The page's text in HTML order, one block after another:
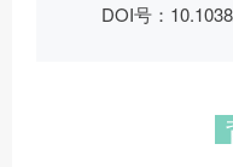
DOI号：